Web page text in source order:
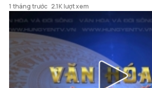
1 tháng trước 2.1K lượt xem